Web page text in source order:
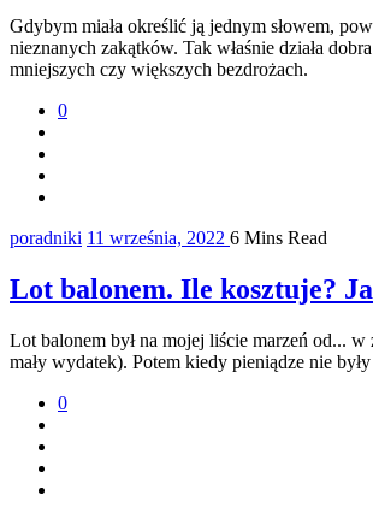
Gdybym miała określić ją jednym słowem,
nieznanych zakątków. Tak właśnie działa
mniejszych czy większych bezdrożach.
0
poradniki 11 września, 2022 6 Mins Read
Lot balonem. Ile kosztuje?
Lot balonem był na mojej liście marzeń od...
mały wydatek). Potem kiedy pieniądze nie
0